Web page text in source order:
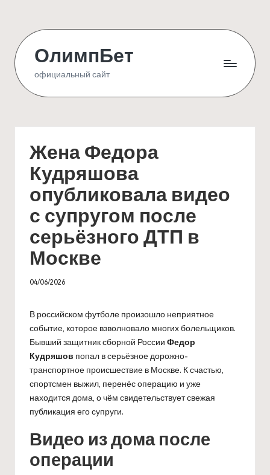
content
ОлимпБет
официальный сайт
Жена Федора
Кудряшова
опубликовала видео
с супругом после
серьёзного ДТП в
Москве
04/06/2026
В российском футболе произошло неприятное
событие, которое взволновало многих болельщиков.
Бывший защитник сборной России Федор
Кудряшов попал в серьёзное дорожно-
транспортное происшествие в Москве. К счастью,
спортсмен выжил, перенёс операцию и уже
находится дома, о чём свидетельствует свежая
публикация его супруги.
Видео из дома после
операции